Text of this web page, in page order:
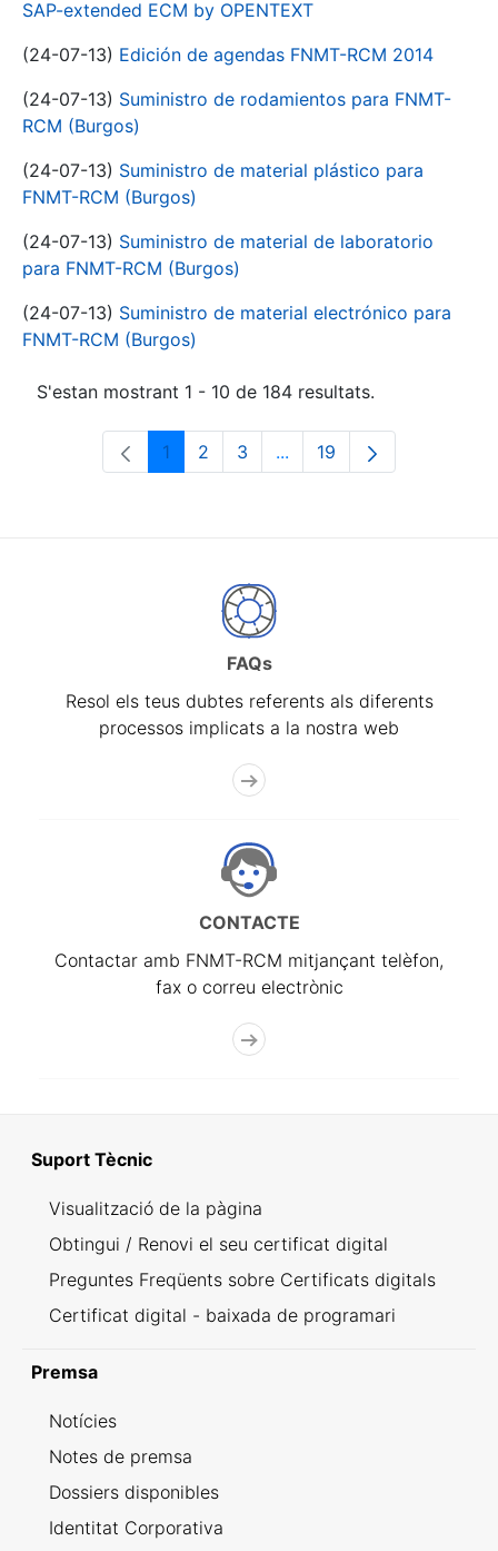
SAP-extended ECM by OPENTEXT
(24-07-13) Edición de agendas FNMT-RCM 2014
(24-07-13) Suministro de rodamientos para FNMT-
RCM (Burgos)
(24-07-13) Suministro de material plástico para
FNMT-RCM (Burgos)
(24-07-13) Suministro de material de laboratorio
para FNMT-RCM (Burgos)
(24-07-13) Suministro de material electrónico para
FNMT-RCM (Burgos)
S'estan mostrant 1 - 10 de 184 resultats.
Pàgina
1 Pàgina
2 Pàgina
3 ...Pàgines intermèdies
Pàgina
19
FAQs
Resol els teus dubtes referents als diferents
processos implicats a la nostra web
CONTACTE
Contactar amb FNMT-RCM mitjançant telèfon,
fax o correu electrònic
Suport Tècnic
Visualització de la pàgina
Obtingui / Renovi el seu certificat digital
Preguntes Freqüents sobre Certificats digitals
Certificat digital - baixada de programari
Premsa
Notícies
Notes de premsa
Dossiers disponibles
Identitat Corporativa